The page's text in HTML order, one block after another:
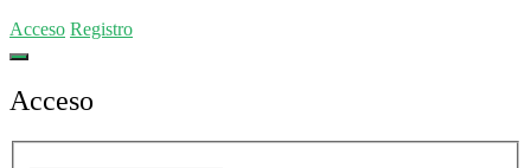
Acceso Registro
Acceso